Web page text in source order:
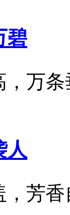
碧
，万
人
芳